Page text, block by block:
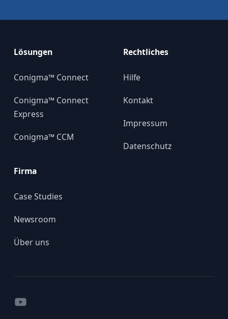
Lösungen
Conigma™ Connect
Conigma™ Connect
Express
Conigma™ CCM
Firma
Case Studies
Newsroom
Über uns
Rechtliches
Hilfe
Kontakt
Impressum
Datenschutz
YouTube